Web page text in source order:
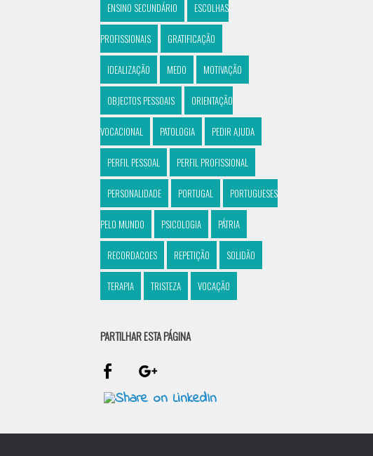
ENSINO SECUNDÁRIO ESCOLHAS
PROFISSIONAIS GRATIFICAÇÃO
IDEALIZAÇÃO MEDO MOTIVAÇÃO
OBJECTOS PESSOAIS ORIENTAÇÃO
VOCACIONAL PATOLOGIA PEDIR AJUDA
PERFIL PESSOAL PERFIL PROFISSIONAL
PERSONALIDADE PORTUGAL PORTUGUESES
PELO MUNDO PSICOLOGIA PÁTRIA
RECORDACOES REPETIÇÃO SOLIDÃO
TERAPIA TRISTEZA VOCAÇÃO
PARTILHAR ESTA PÁGINA